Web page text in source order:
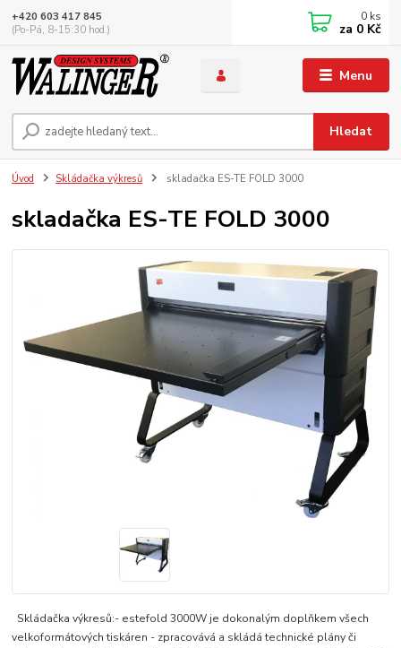
Menu
Hledat
+420 603 417 845
(Po-Pá, 8-15:30 hod.)
0 ks
za 0 Kč
Úvod Skládačka výkresů skladačka ES-TE FOLD 3000
skladačka ES-TE FOLD 3000
Skládačka výkresů:- estefold 3000W je dokonalým doplňkem všech
velkoformátových tiskáren - zpracovává a skládá technické plány či